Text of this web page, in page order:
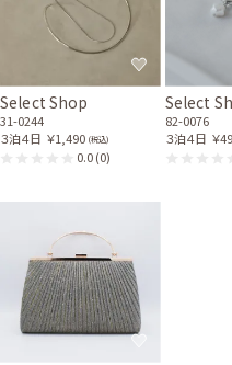
Select Shop
31-0244
３泊４日 ￥1,490 (税込)
0.0(0)
Select
82-0076
３泊４日 ￥